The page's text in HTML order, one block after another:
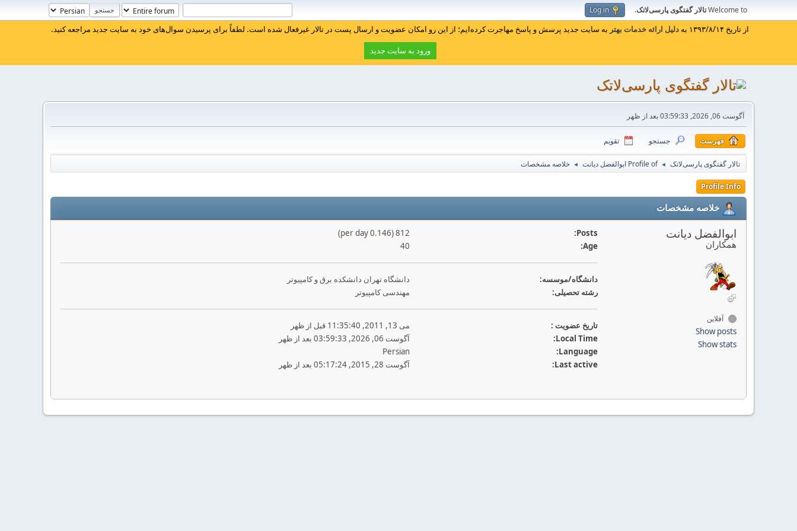
Welcome toتالار گفتگوی پارسی‌لاتک.
Log in
از تاریخ ۱۳۹۳/۸/۱۴ به دلیل ارائه خدمات بهتر به سایت جدید پرسش و پاسخ مهاجرت کرده‌ایم؛ از این رو امکان عضویت و ارسال پست در تالار غیرفعال شده است. لطفاً برای پرسیدن سوال‌های خود به سایت جدید مراجعه کنید.
ورود به سایت جدید
آگوست 06, 2026, 03:59:33 بعد از ظهر
فهرست جستجو تقویم
تالار گفتگوی پارسی‌لاتک ◄ Profile of ابوالفضل دیانت ◄ خلاصه مشخصات
Profile Info
خلاصه مشخصات
ابوالفضل دیانت
همکاران
آفلاین
Show posts
Show stats
Posts:
812 (0.146 per day)
Age:
40
دانشگاه/موسسه:
دانشگاه تهران دانشکده برق و کامپیوتر
رشته تحصیلی:
مهندسی کامپیوتر
تاريخ عضويت :
می 13, 2011, 11:35:40 قبل از ظهر
Local Time:
آگوست 06, 2026, 03:59:33 بعد از ظهر
Language:
Persian
Last active:
آگوست 28, 2015, 05:17:24 بعد از ظهر